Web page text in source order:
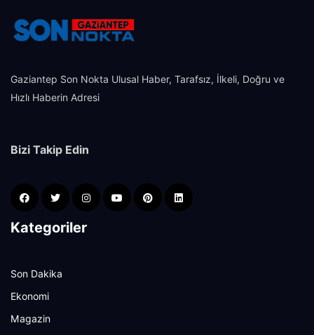
Gaziantep Son Nokta Ulusal Haber, Tarafsız, İlkeli, Doğru ve
Hızlı Haberin Adresi
Bizi Takip Edin
Kategoriler
Son Dakika
Ekonomi
Magazin